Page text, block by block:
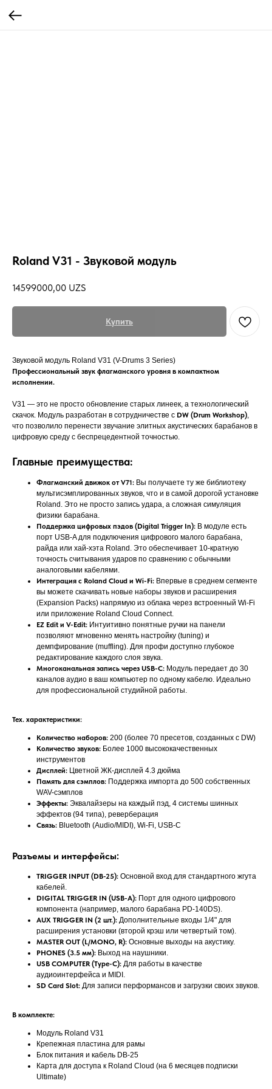
Roland V31 - Звуковой модуль
14599000,00 UZS
Купить
Звуковой модуль Roland V31 (V-Drums 3 Series)
Профессиональный звук флагманского уровня в компактном
исполнении.
V31 — это не просто обновление старых линеек, а технологический
скачок. Модуль разработан в сотрудничестве с DW (Drum Workshop),
что позволило перенести звучание элитных акустических барабанов в
цифровую среду с беспрецедентной точностью.
Главные преимущества:
Флагманский движок от V71: Вы получаете ту же библиотеку
мультисэмплированных звуков, что и в самой дорогой установке
Roland. Это не просто запись удара, а сложная симуляция
физики барабана.
Поддержка цифровых пэдов (Digital Trigger In): В модуле есть
порт USB-A для подключения цифрового малого барабана,
райда или хай-хэта Roland. Это обеспечивает 10-кратную
точность считывания ударов по сравнению с обычными
аналоговыми кабелями.
Интеграция с Roland Cloud и Wi-Fi: Впервые в среднем сегменте
вы можете скачивать новые наборы звуков и расширения
(Expansion Packs) напрямую из облака через встроенный Wi-Fi
или приложение Roland Cloud Connect.
EZ Edit и V-Edit: Интуитивно понятные ручки на панели
позволяют мгновенно менять настройку (tuning) и
демпфирование (muffling). Для профи доступно глубокое
редактирование каждого слоя звука.
Многоканальная запись через USB-C: Модуль передает до 30
каналов аудио в ваш компьютер по одному кабелю. Идеально
для профессиональной студийной работы.
Тех. характеристики:
Количество наборов: 200 (более 70 пресетов, созданных с DW)
Количество звуков: Более 1000 высококачественных
инструментов
Дисплей: Цветной ЖК-дисплей 4.3 дюйма
Память для сэмплов: Поддержка импорта до 500 собственных
WAV-сэмплов
Эффекты: Эквалайзеры на каждый пэд, 4 системы шинных
эффектов (94 типа), реверберация
Связь: Bluetooth (Audio/MIDI), Wi-Fi, USB-C
Разъемы и интерфейсы:
TRIGGER INPUT (DB-25): Основной вход для стандартного жгута
кабелей.
DIGITAL TRIGGER IN (USB-A): Порт для одного цифрового
компонента (например, малого барабана PD-140DS).
AUX TRIGGER IN (2 шт.): Дополнительные входы 1/4" для
расширения установки (второй крэш или четвертый том).
MASTER OUT (L/MONO, R): Основные выходы на акустику.
PHONES (3.5 мм): Выход на наушники.
USB COMPUTER (Type-C): Для работы в качестве
аудиоинтерфейса и MIDI.
SD Card Slot: Для записи перформансов и загрузки своих звуков.
В комплекте:
Модуль Roland V31
Крепежная пластина для рамы
Блок питания и кабель DB-25
Карта для доступа к Roland Cloud (на 6 месяцев подписки
Ultimate)